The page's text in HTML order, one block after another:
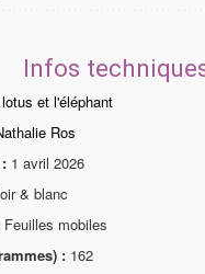
Infos
et l'éléphant
Ros
1 avril 2026
& blanc
Feuilles mobiles
: 162